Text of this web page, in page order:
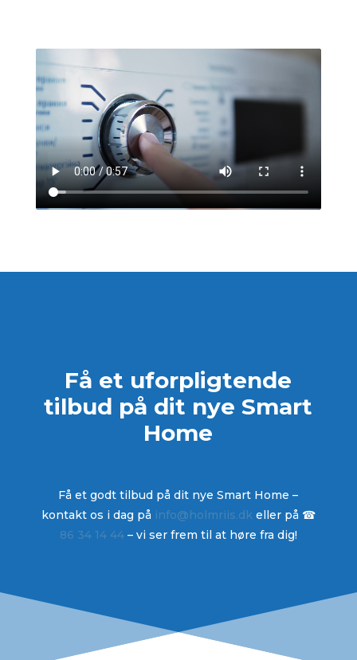
Få et uforpligtende
tilbud på dit nye Smart
Home
Få et godt tilbud på dit nye Smart Home –
kontakt os i dag på info@holmriis.dk eller på ☎
86 34 14 44– vi ser frem til at høre fra dig!